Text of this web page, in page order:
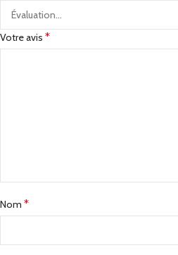
Votre avis *
Nom *